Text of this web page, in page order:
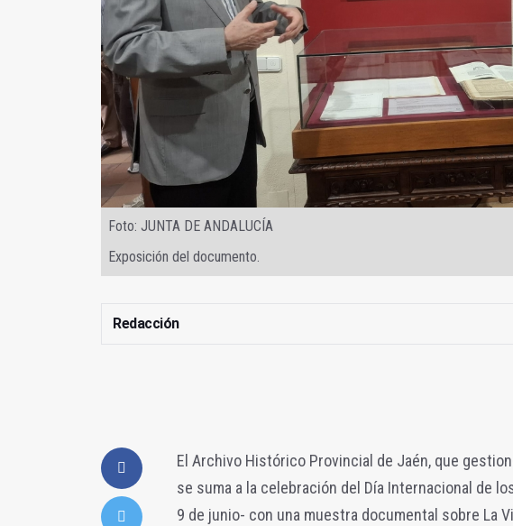
Foto: JUNTA DE ANDALUCÍA
Exposición del documento.
Redacción
El Archivo Histórico Provincial de Jaén, que
se suma a la celebración del Día Internacional de
9 de junio- con una muestra documental sobre La